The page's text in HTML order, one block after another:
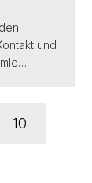
und
10